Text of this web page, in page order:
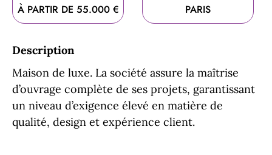
À PARTIR DE 55.000 € PARIS
Description
Maison de luxe. La société assure la maîtrise
d’ouvrage complète de ses projets, garantissant
un niveau d’exigence élevé en matière de
qualité, design et expérience client.